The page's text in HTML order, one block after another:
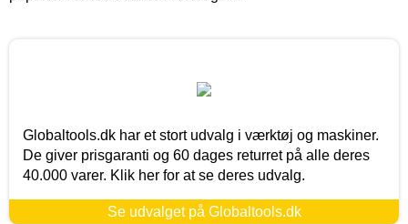
Globaltools.dk har et stort udvalg i værktøj og maskiner.
De giver prisgaranti og 60 dages returret på alle deres
40.000 varer. Klik her for at se deres udvalg.
Se udvalget på Globaltools.dk